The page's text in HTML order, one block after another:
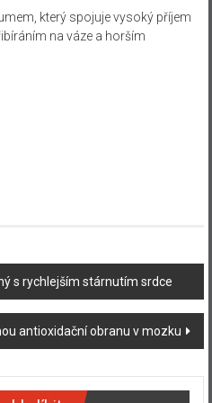
který spojuje vysoký příjem
na váze a horším
s rychlejším stárnutím srdce
antioxidační obranu v mozku